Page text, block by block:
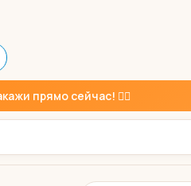
прямо сейчас! 👇🏼